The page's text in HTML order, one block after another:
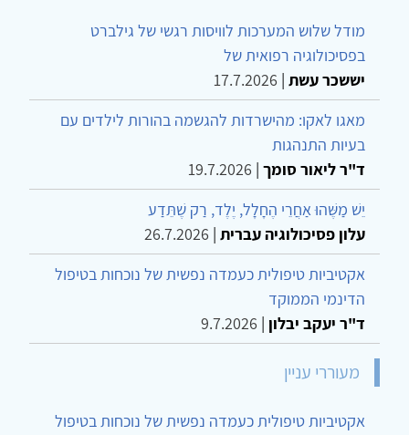
מודל שלוש המערכות לוויסות רגשי של גילברט
בפסיכולוגיה רפואית של
יששכר עשת |
17.7.2026
מאגו לאקו: מהישרדות להגשמה בהורות לילדים עם
בעיות התנהגות
ד"ר ליאור סומך |
19.7.2026
יֵשׁ מַשֶּׁהוּ אַחֲרֵי הֶחָלָל, יֶלֶד, רַק שֶׁתֵּדַע
עלון פסיכולוגיה עברית |
26.7.2026
אקטיביות טיפולית כעמדה נפשית של נוכחות בטיפול
הדינמי הממוקד
ד"ר יעקב יבלון |
9.7.2026
מעוררי עניין
אקטיביות טיפולית כעמדה נפשית של נוכחות בטיפול